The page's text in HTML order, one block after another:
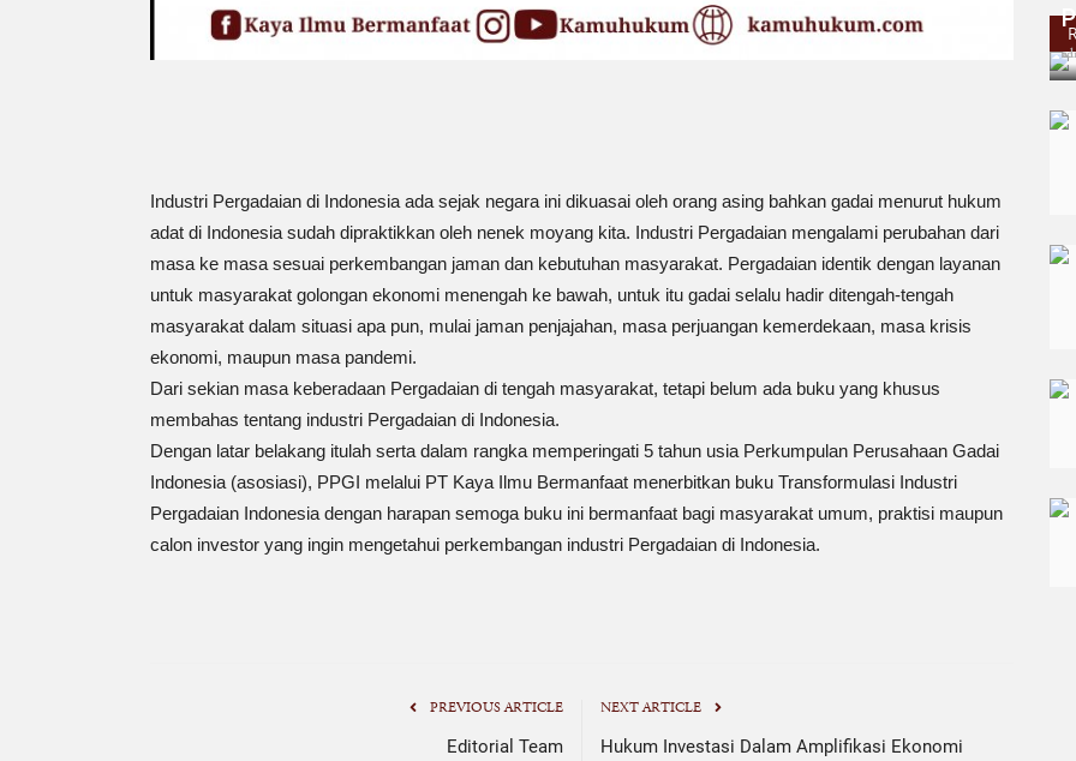
Industri Pergadaian di Indonesia ada sejak negara ini dikuasai oleh orang asing bahkan gadai menurut hukum
adat di Indonesia sudah dipraktikkan oleh nenek moyang kita. Industri Pergadaian mengalami perubahan dari
masa ke masa sesuai perkembangan jaman dan kebutuhan masyarakat. Pergadaian identik dengan layanan
untuk masyarakat golongan ekonomi menengah ke bawah, untuk itu gadai selalu hadir ditengah-tengah
masyarakat dalam situasi apa pun, mulai jaman penjajahan, masa perjuangan kemerdekaan, masa krisis
ekonomi, maupun masa pandemi.
Dari sekian masa keberadaan Pergadaian di tengah masyarakat, tetapi belum ada buku yang khusus
membahas tentang industri Pergadaian di Indonesia.
Dengan latar belakang itulah serta dalam rangka memperingati 5 tahun usia Perkumpulan Perusahaan Gadai
Indonesia (asosiasi), PPGI melalui PT Kaya Ilmu Bermanfaat menerbitkan buku Transformulasi Industri
Pergadaian Indonesia dengan harapan semoga buku ini bermanfaat bagi masyarakat umum, praktisi maupun
calon investor yang ingin mengetahui perkembangan industri Pergadaian di Indonesia.
PREVIOUS ARTICLE
Editorial Team
NEXT ARTICLE
Hukum Investasi Dalam Amplifikasi Ekonomi